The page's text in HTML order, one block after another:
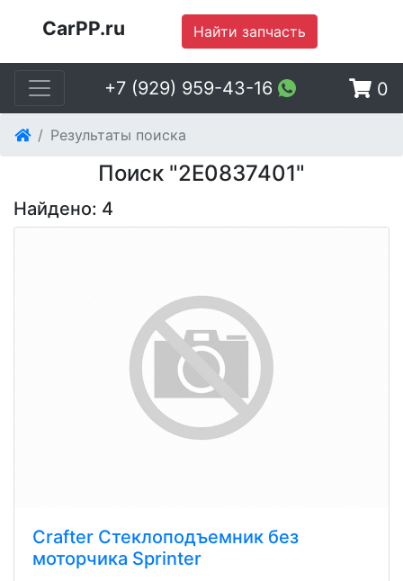
CarPP.ru Найти запчасть
+7 (929) 959-43-16 0
Результаты поиска
Поиск "2E0837401"
Найдено: 4
Crafter Стеклоподъемник без
моторчика Sprinter